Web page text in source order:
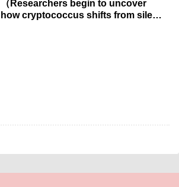
（Researchers begin to uncover
how cryptococcus shifts from silent